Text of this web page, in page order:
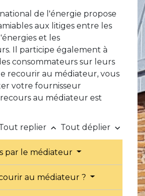
de l'énergie propose
aux litiges entre les
et les
Il participe également à
consommateurs sur leurs
recourir au médiateur, vous
votre fournisseur
au médiateur est
replier keyboard_arrow_up Tout déplier keyboard_arrow_down
par le médiateur
au médiateur ?